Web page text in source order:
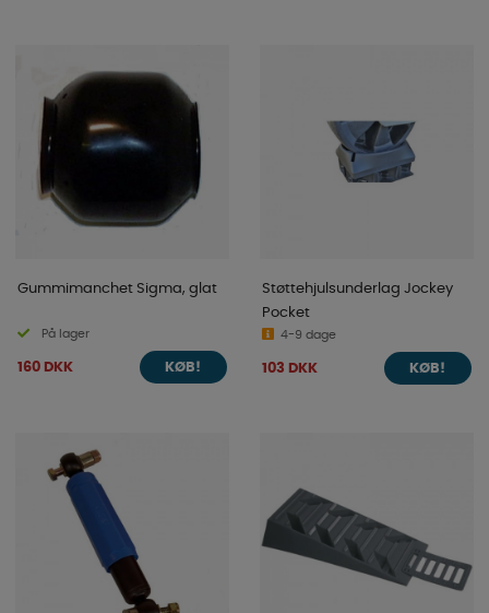
Gummimanchet Sigma, glat
På lager
160 DKK KØB!
Støttehjulsunderlag Jockey
Pocket
4-9 dage
103 DKK KØB!